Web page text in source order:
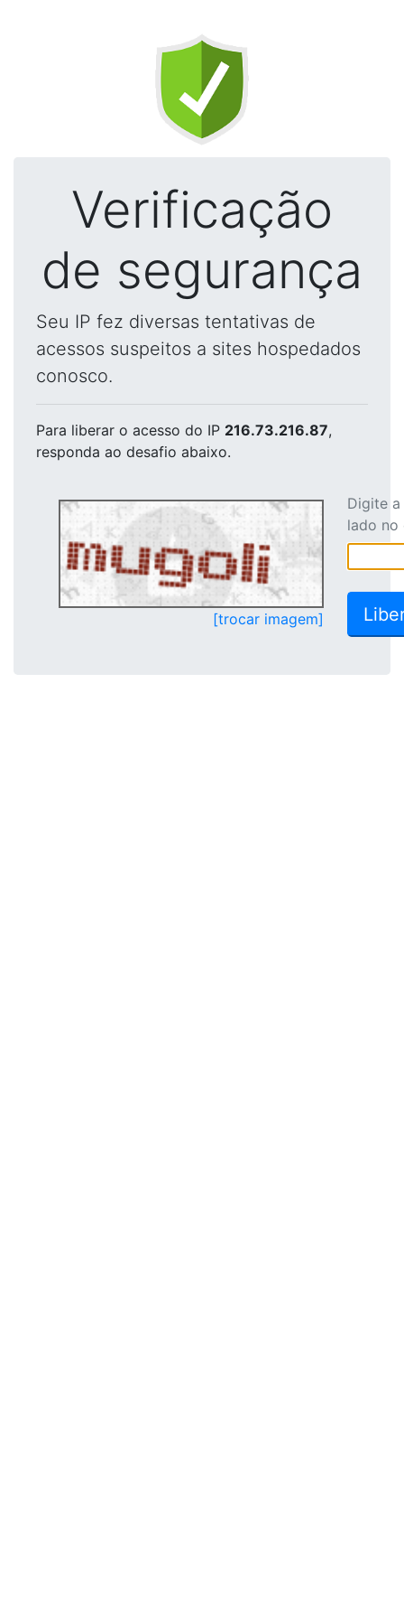
Verificação
de segurança
Seu IP fez diversas tentativas de
acessos suspeitos a sites hospedados
conosco.
Para liberar o acesso do IP 216.73.216.87,
responda ao desafio abaixo.
[trocar imagem]
Digite
lado no